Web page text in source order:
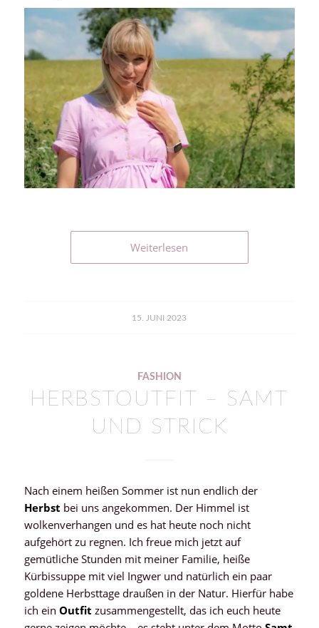
Weiterlesen
15. JUNI 2023
FASHION
HERBSTOUTFIT – SAMT
UND STRICK
Nach einem heißen Sommer ist nun endlich der
Herbst bei uns angekommen. Der Himmel ist
wolkenverhangen und es hat heute noch nicht
aufgehört zu regnen. Ich freue mich jetzt auf
gemütliche Stunden mit meiner Familie, heiße
Kürbissuppe mit viel Ingwer und natürlich ein paar
goldene Herbsttage draußen in der Natur. Hierfür habe
ich ein Outfit zusammengestellt, das ich euch heute